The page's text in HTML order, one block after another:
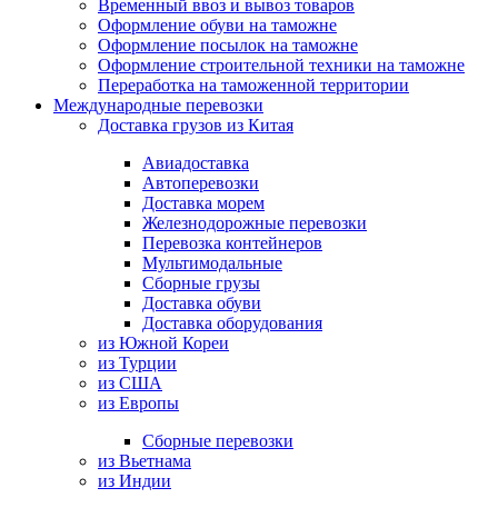
Временный ввоз и вывоз товаров
Оформление обуви на таможне
Оформление посылок на таможне
Оформление строительной техники на таможне
Переработка на таможенной территории
Международные перевозки
Доставка грузов из Китая
Авиадоставка
Автоперевозки
Доставка морем
Железнодорожные перевозки
Перевозка контейнеров
Мультимодальные
Сборные грузы
Доставка обуви
Доставка оборудования
из Южной Кореи
из Турции
из США
из Европы
Сборные перевозки
из Вьетнама
из Индии